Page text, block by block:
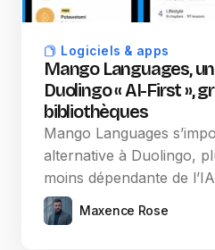
Logiciels & apps
Mango Languages,
Duolingo « AI-First »,
bibliothèques
Mango Languages
alternative à Duolingo,
moins dépendante de
Maxence Rose